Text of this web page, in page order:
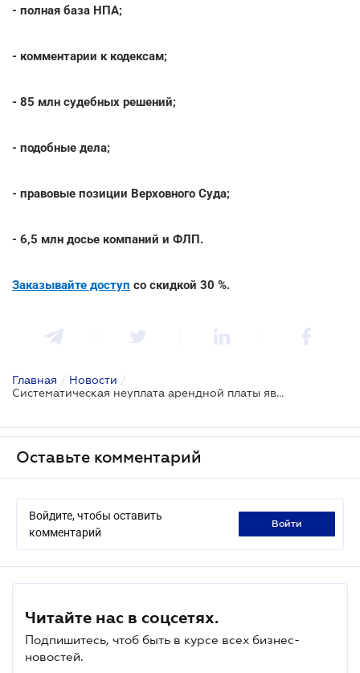
- полная база НПА;
- комментарии к кодексам;
- 85 млн судебных решений;
- подобные дела;
- правовые позиции Верховного Суда;
- 6,5 млн досье компаний и ФЛП.
Заказывайте доступ со скидкой 30 %.
Главная / Новости /
Систематическая неуплата арендной платы является основанием для расторжения договора
Оставьте комментарий
Войдите, чтобы оставить
комментарий
войти
Читайте нас в соцсетях.
Подпишитесь, чтоб быть в курсе всех бизнес-
новостей.